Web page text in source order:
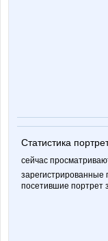
Статистика
сейчас
зарегистрированные
посетившие портрет